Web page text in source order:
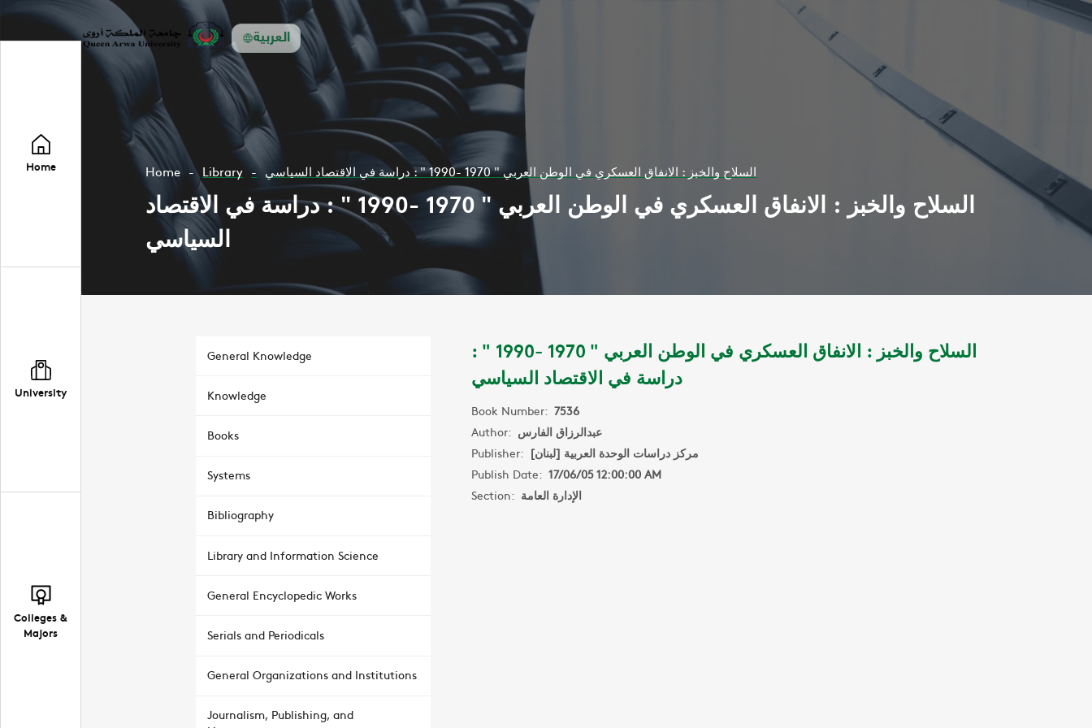
العربية
Home
University
Colleges &
Majors
Home Library السلاح والخبز : الانفاق العسكري في الوطن العربي " 1970 -1990 " : دراسة في الاقتصاد السياسي
السلاح والخبز : الانفاق العسكري في الوطن العربي " 1970 -1990 " : دراسة في الاقتصاد
السياسي
General Knowledge
Knowledge
Books
Systems
Bibliography
Library and Information Science
General Encyclopedic Works
Serials and Periodicals
General Organizations and Institutions
Journalism, Publishing, and
السلاح والخبز : الانفاق العسكري في الوطن العربي " 1970 -1990 " :
دراسة في الاقتصاد السياسي
Book Number: 7536
Author: عبدالرزاق الفارس
Publisher: مركز دراسات الوحدة العربية [لبنان]
Publish Date: 17/06/05 12:00:00 AM
Section: الإدارة العامة